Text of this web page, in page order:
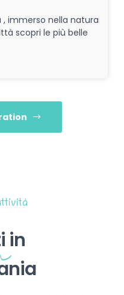
, immerso nella natura
scopri le più belle
in